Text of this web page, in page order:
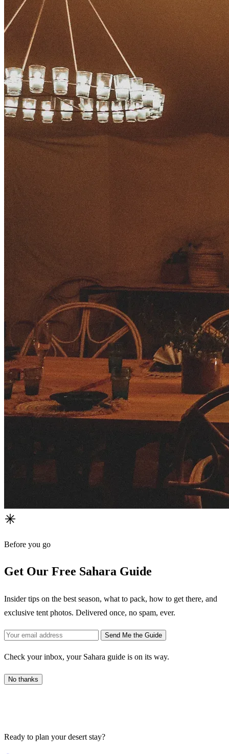
Before you go
Get Our Free Sahara Guide
Insider tips on the best season, what to pack, how to get there, and
exclusive tent photos. Delivered once, no spam, ever.
Send Me the Guide
Check your inbox, your Sahara guide is on its way.
No thanks
Ready to plan your desert stay?